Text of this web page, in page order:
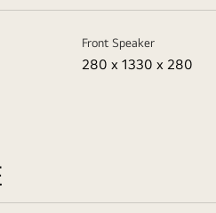
Front Speaker
280 x 1330 x 280